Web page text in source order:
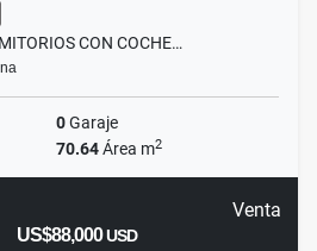
CON COCHE…
0Garaje
70.64Área m2
Venta
US$88,000USD